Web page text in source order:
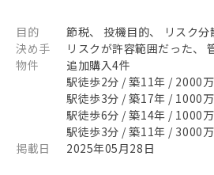
目的
節税、 投機目的、 リスク分
決め手
リスクが許容範囲だった、
物件
追加購入4件
駅徒歩2分 / 築11年 / 2000
駅徒歩3分 / 築17年 / 1000
駅徒歩6分 / 築14年 / 1000
駅徒歩3分 / 築11年 / 3000
掲載日
2025年05月28日